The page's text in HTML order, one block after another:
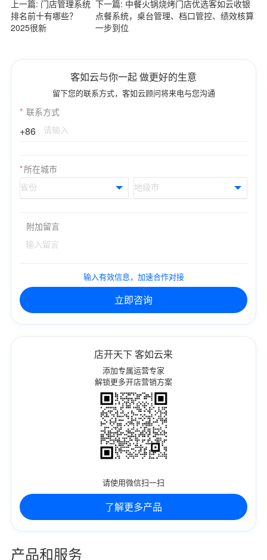
上一篇: 门店管理系统
排名前十有哪些？
2025很新
下一篇: 中餐火锅烧烤门店优选客如云收银
点餐系统，桌台管理、档口管控、绩效核算
一步到位
客如云与你一起 做更好的生意
留下您的联系方式，客如云顾问将来电与您沟通
* 联系方式
+86
*所在城市
附加留言
输入有效信息，加速合作对接
立即咨询
店开天下 客如云来
添加专属运营专家
解锁更多开店营销方案
请使用微信扫一扫
了解更多产品
产品和服务